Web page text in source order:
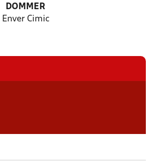
DOMMER
Enver Cimic